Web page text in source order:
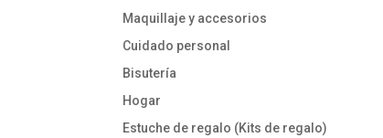
Maquillaje y accesorios
Cuidado personal
Bisutería
Hogar
Estuche de regalo (Kits de regalo)